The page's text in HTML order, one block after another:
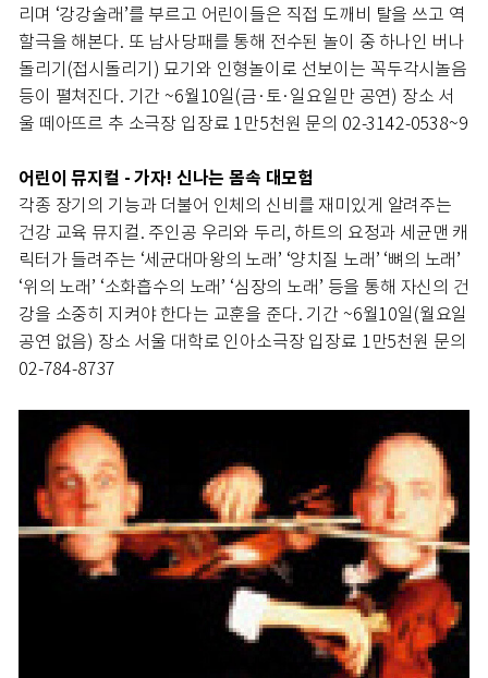
리며 ‘강강술래’를 부르고 어린이들은 직접 도깨비 탈을 쓰고 역
할극을 해본다. 또 남사당패를 통해 전수된 놀이 중 하나인 버나
돌리기(접시돌리기) 묘기와 인형놀이로 선보이는 꼭두각시놀음
등이 펼쳐진다. 기간 ~6월10일(금·토·일요일만 공연) 장소 서
울 떼아뜨르 추 소극장 입장료 1만5천원 문의 02-3142-0538~9
어린이 뮤지컬 - 가자! 신나는 몸속 대모험
각종 장기의 기능과 더불어 인체의 신비를 재미있게 알려주는
건강 교육 뮤지컬. 주인공 우리와 두리, 하트의 요정과 세균맨 캐
릭터가 들려주는 ‘세균대마왕의 노래’ ‘양치질 노래’ ‘뼈의 노래’
‘위의 노래’ ‘소화흡수의 노래’ ‘심장의 노래’ 등을 통해 자신의 건
강을 소중히 지켜야 한다는 교훈을 준다. 기간 ~6월10일(월요일
공연 없음) 장소 서울 대학로 인아소극장 입장료 1만5천원 문의
02-784-8737